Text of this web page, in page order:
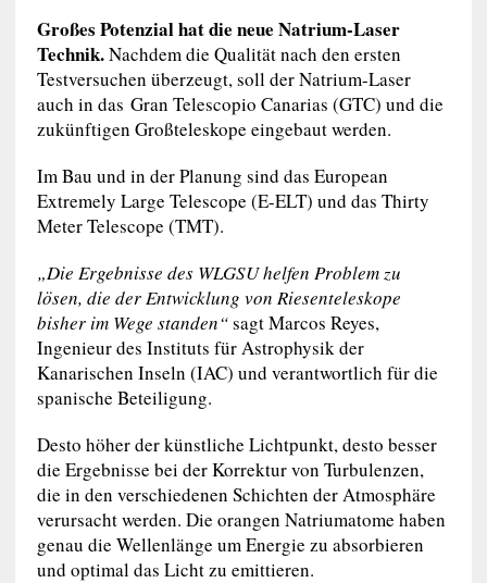
Großes Potenzial hat die neue Natrium-Laser
Technik.Nachdem die Qualität nach den ersten
Testversuchen überzeugt, soll der Natrium-Laser
auch in das Gran Telescopio Canarias (GTC) und die
zukünftigen Großteleskope eingebaut werden.
Im Bau und in der Planung sind das European
Extremely Large Telescope (E-ELT) und das Thirty
Meter Telescope (TMT).
„Die Ergebnisse des WLGSU helfen Problem zu
lösen, die der Entwicklung von Riesenteleskope
bisher im Wege standen“sagt Marcos Reyes,
Ingenieur des Instituts für Astrophysik der
Kanarischen Inseln (IAC) und verantwortlich für die
spanische Beteiligung.
Desto höher der künstliche Lichtpunkt, desto besser
die Ergebnisse bei der Korrektur von Turbulenzen,
die in den verschiedenen Schichten der Atmosphäre
verursacht werden. Die orangen Natriumatome haben
genau die Wellenlänge um Energie zu absorbieren
und optimal das Licht zu emittieren.